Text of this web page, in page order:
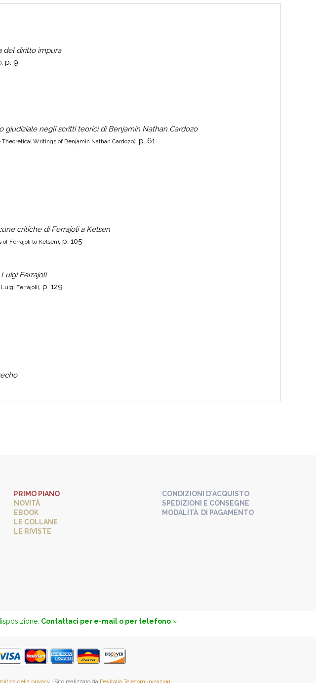
del diritto impura
, p. 9
giudiziale negli scritti teorici di Benjamin Nathan Cardozo
Writings of Benjamin Nathan Cardozo), p. 61
critiche di Ferrajoli a Kelsen
of Ferrajoli to Kelsen), p. 105
Ferrajoli
Ferrajoli), p. 129
PRIMO PIANO
NOVITÀ
EBOOK
LE COLLANE
LE RIVISTE
CONDIZIONI D'ACQUISTO
SPEDIZIONI E CONSEGNE
MODALITÀ DI PAGAMENTO
Contattaci per e-mail o per telefono »